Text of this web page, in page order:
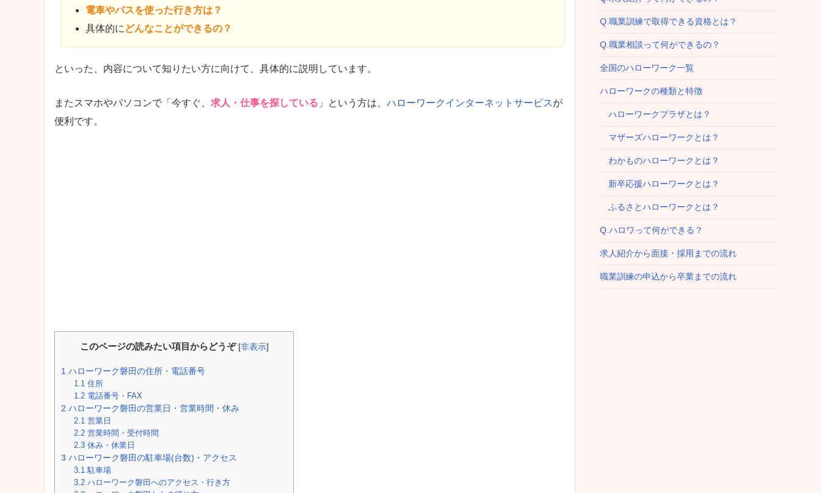
電車やバスを使った行き方は？
具体的に どんなことができるの？
といった、内容について知りたい方に向けて、具体的に説明しています。
またスマホやパソコンで「今すぐ、 求人・仕事を探している 」という方は、 ハローワークインターネットサービスが
便利です。
このページの読みたい項目からどうぞ [非表示]
1 ハローワーク磐田の住所・電話番号
1.1 住所
1.2 電話番号・FAX
2 ハローワーク磐田の営業日・営業時間・休み
2.1 営業日
2.2 営業時間・受付時間
2.3 休み・休業日
3 ハローワーク磐田の駐車場(台数)・アクセス
3.1 駐車場
3.2 ハローワーク磐田へのアクセス・行き方
Q.職業訓練で取得できる資格とは？
Q.職業相談って何ができるの？
全国のハローワーク一覧
ハローワークの種類と特徴
ハローワークプラザとは？
マザーズハローワークとは？
わかものハローワークとは？
新卒応援ハローワークとは？
ふるさとハローワークとは？
Q.ハロワって何ができる？
求人紹介から面接・採用までの流れ
職業訓練の申込から卒業までの流れ